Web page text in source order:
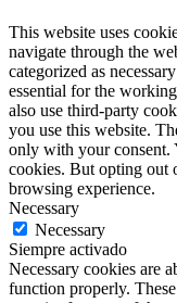
This website uses
navigate through the
categorized as
essential for the
also use third-party
you use this website.
only with your consent.
cookies. But opting out
browsing experience.
Necessary
Necessary
Siempre activado
Necessary cookies are
function properly.